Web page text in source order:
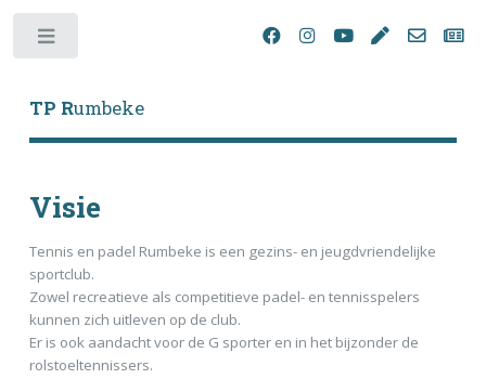
TP Rumbeke
Visie
Tennis en padel Rumbeke is een gezins- en jeugdvriendelijke
sportclub.
Zowel recreatieve als competitieve padel- en tennisspelers
kunnen zich uitleven op de club.
Er is ook aandacht voor de G sporter en in het bijzonder de
rolstoeltennissers.